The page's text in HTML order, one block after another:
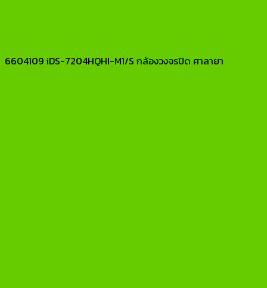
6604109 iDS-7204HQHI-M1/S กล้องวงจรปิด ศาลายา